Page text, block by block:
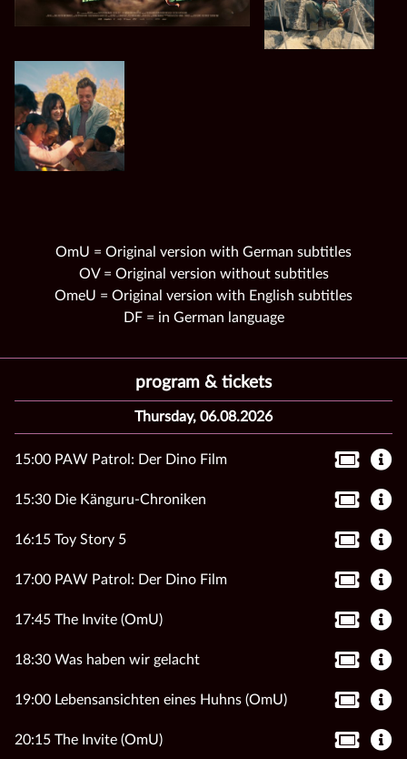
OmU = Original version with German subtitles
OV = Original version without subtitles
OmeU = Original version with English subtitles
DF = in German language
program & tickets
Thursday, 06.08.2026
15:00 PAW Patrol: Der Dino Film
15:30 Die Känguru-Chroniken
16:15 Toy Story 5
17:00 PAW Patrol: Der Dino Film
17:45 The Invite (OmU)
18:30 Was haben wir gelacht
19:00 Lebensansichten eines Huhns (OmU)
20:15 The Invite (OmU)